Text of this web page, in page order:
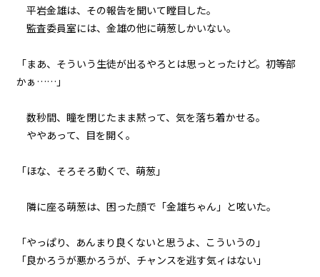
転移する学園（３）
青春白球大暴投（１）
青春白球大暴投（２）
青春白球大暴投（３）
一章
青春白球大暴投（４）
一章
代表会議（１）
平岩金雄は、その報告を聞いて瞠目した。
監査委員室には、金雄の他に萌葱しかいない。
「まあ、そういう生徒が出るやろとは思っとったけど。初等部
かぁ……」
数秒間、瞳を閉じたまま黙って、気を落ち着かせる。
ややあって、目を開く。
「ほな、そろそろ動くで、萌葱」
隣に座る萌葱は、困った顔で「金雄ちゃん」と呟いた。
「やっぱり、あんまり良くないと思うよ、こういうの」
「良かろうが悪かろうが、チャンスを逃す気ィはない」